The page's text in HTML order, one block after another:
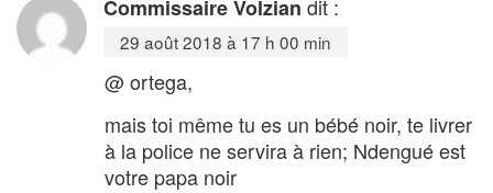
Commissaire Volzian dit :
29 août 2018 à 17 h 00 min
@ ortega,
mais toi même tu es un bébé noir, te livrer
à la police ne servira à rien; Ndengué est
votre papa noir